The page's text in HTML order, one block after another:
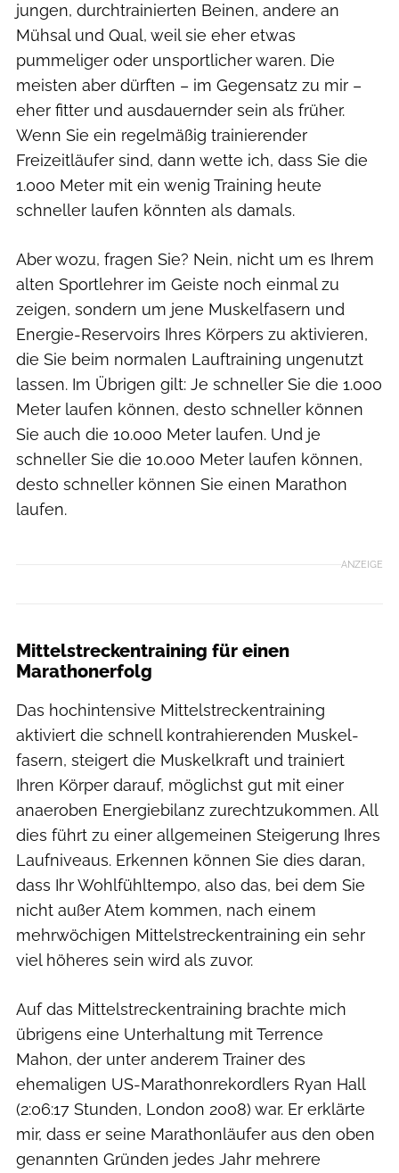
jungen, durchtrainierten Beinen, andere an
Mühsal und Qual, weil sie eher etwas
pummeliger oder unsportlicher waren. Die
meisten aber dürften – im Gegensatz zu mir –
eher fitter und ausdauernder sein als früher.
Wenn Sie ein regelmäßig trainierender
Freizeitläufer sind, dann wette ich, dass Sie die
1.000 Meter mit ein wenig Training heute
schneller laufen könnten als damals.
Aber wozu, fragen Sie? Nein, nicht um es Ihrem
alten Sportlehrer im Geiste noch einmal zu
zeigen, sondern um jene Muskel­fasern und
Energie-Reservoirs Ihres Körpers zu aktivieren,
die Sie beim normalen Lauftraining ungenutzt
lassen. Im Übrigen gilt: Je schneller Sie die 1.000
Meter laufen können, desto schneller können
Sie auch die 10.000 Meter laufen. Und je
schneller Sie die 10.000 Meter laufen können,
desto schneller können Sie einen Marathon
laufen.
ANZEIGE
Mittelstreckentraining für einen
Marathonerfolg
Das hochintensive Mittelstreckentraining
aktiviert die schnell kontrahierenden Muskel­
fasern, steigert die Muskelkraft und trainiert
Ihren Körper darauf, möglichst gut mit einer
anaeroben Energie­bilanz zurechtzukommen. All
dies führt zu einer allgemeinen Steigerung Ihres
Laufniveaus. Erkennen können Sie dies daran,
dass Ihr Wohlfühltempo, also das, bei dem Sie
nicht außer Atem kommen, nach einem
mehrwöchigen Mittelstreckentraining ein sehr
viel höheres sein wird als zuvor.
Auf das Mittelstreckentraining brachte mich
übrigens eine Unterhaltung mit Terrence
Mahon, der unter anderem Trainer des
ehemaligen US-Marathonrekordlers Ryan Hall
(2:06:17 Stunden, London 2008) war. Er erklärte
mir, dass er seine Marathonläufer aus den oben
genannten Gründen jedes Jahr mehrere